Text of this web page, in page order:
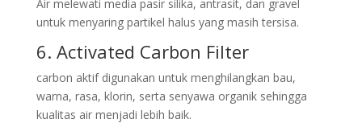
Air melewati media pasir silika, antrasit, dan gravel
untuk menyaring partikel halus yang masih tersisa.
6. Activated Carbon Filter
carbon aktif digunakan untuk menghilangkan bau,
warna, rasa, klorin, serta senyawa organik sehingga
kualitas air menjadi lebih baik.